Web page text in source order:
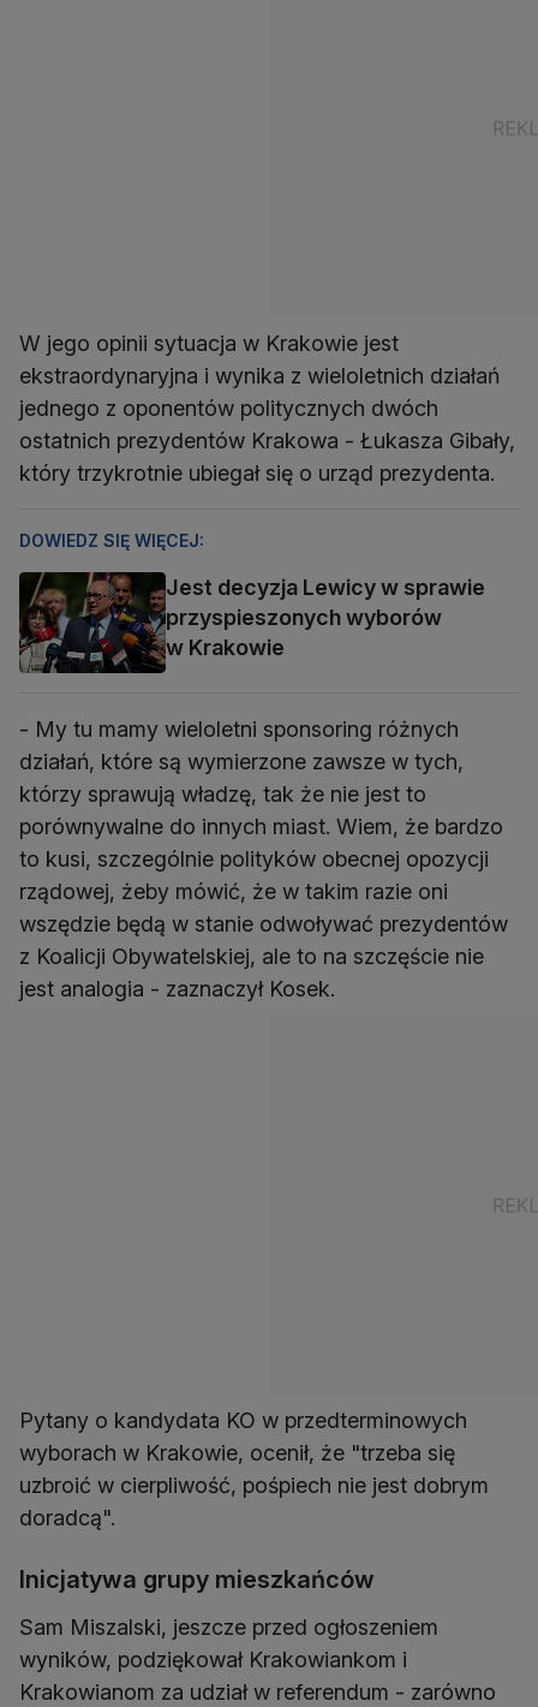
W jego opinii sytuacja w Krakowie jest
ekstraordynaryjna i wynika z wieloletnich działań
jednego z oponentów politycznych dwóch
ostatnich prezydentów Krakowa - Łukasza Gibały,
który trzykrotnie ubiegał się o urząd prezydenta.
DOWIEDZ SIĘ WIĘCEJ:
Jest decyzja Lewicy w sprawie
przyspieszonych wyborów
w Krakowie
- My tu mamy wieloletni sponsoring różnych
działań, które są wymierzone zawsze w tych,
którzy sprawują władzę, tak że nie jest to
porównywalne do innych miast. Wiem, że bardzo
to kusi, szczególnie polityków obecnej opozycji
rządowej, żeby mówić, że w takim razie oni
wszędzie będą w stanie odwoływać prezydentów
z Koalicji Obywatelskiej, ale to na szczęście nie
jest analogia - zaznaczył Kosek.
Pytany o kandydata KO w przedterminowych
wyborach w Krakowie, ocenił, że "trzeba się
uzbroić w cierpliwość, pośpiech nie jest dobrym
doradcą".
Inicjatywa grupy mieszkańców
Sam Miszalski, jeszcze przed ogłoszeniem
wyników, podziękował Krakowiankom i
Krakowianom za udział w referendum - zarówno